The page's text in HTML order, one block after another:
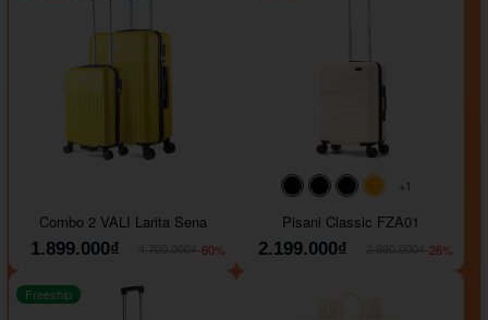
Combo 2 VALI Larita Sena
1.899.000₫
-60%
#000000#000000
#000000
#ffa500
+1
Pisani Classic FZA01
2.199.000₫
-26%
Freeship